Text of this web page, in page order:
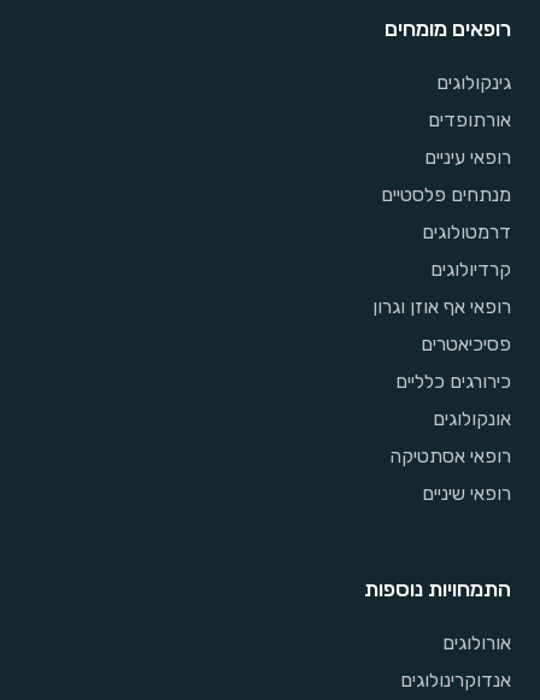
רופאים מומחים
גינקולוגים
אורתופדים
רופאי עיניים
מנתחים פלסטיים
דרמטולוגים
קרדיולוגים
רופאי אף אוזן וגרון
פסיכיאטרים
כירורגים כלליים
אונקולוגים
רופאי אסתטיקה
רופאי שיניים
התמחויות נוספות
אורולוגים
אנדוקרינולוגים